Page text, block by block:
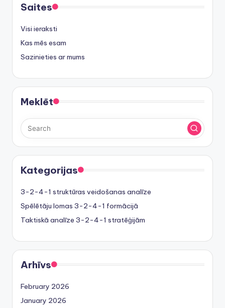
Saites
Visi ieraksti
Kas mēs esam
Sazinieties ar mums
Meklēt
Kategorijas
3-2-4-1 struktūras veidošanas analīze
Spēlētāju lomas 3-2-4-1 formācijā
Taktiskā analīze 3-2-4-1 stratēģijām
Arhīvs
February 2026
January 2026